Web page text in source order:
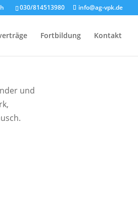
030/814513980 info@ag-vpk.de
Fortbildung Kontakt
und